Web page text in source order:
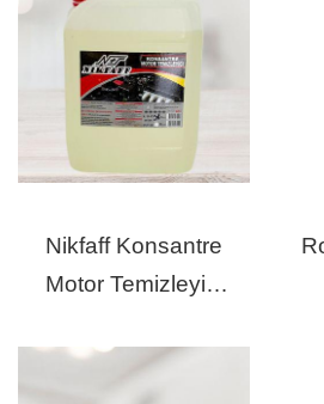
Nikfaff Konsantre
Motor Temizleyici